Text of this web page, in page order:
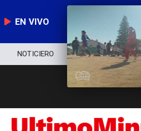
EN VIVO
NOTICIERO POLÍTICA